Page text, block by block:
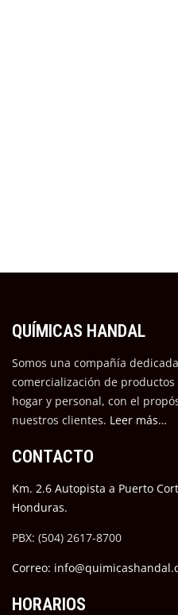
QUÍMICAS HANDAL
Somos una compañía
comercialización de
hogar y personal, con el
nuestros clientes. Leer más…
CONTACTO
Km. 2.6 Autopista a Puerto
Honduras.
PBX: (504) 2617-8700
Correo:
HORARIOS